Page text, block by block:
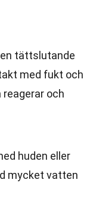
en tättslutande
med fukt och
reagerar och
huden eller
mycket vatten